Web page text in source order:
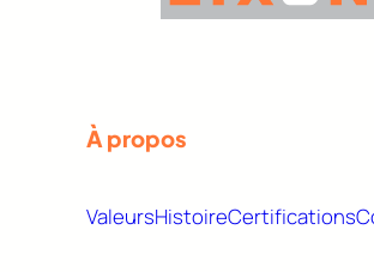
À propos
ValeursHistoireCertifications